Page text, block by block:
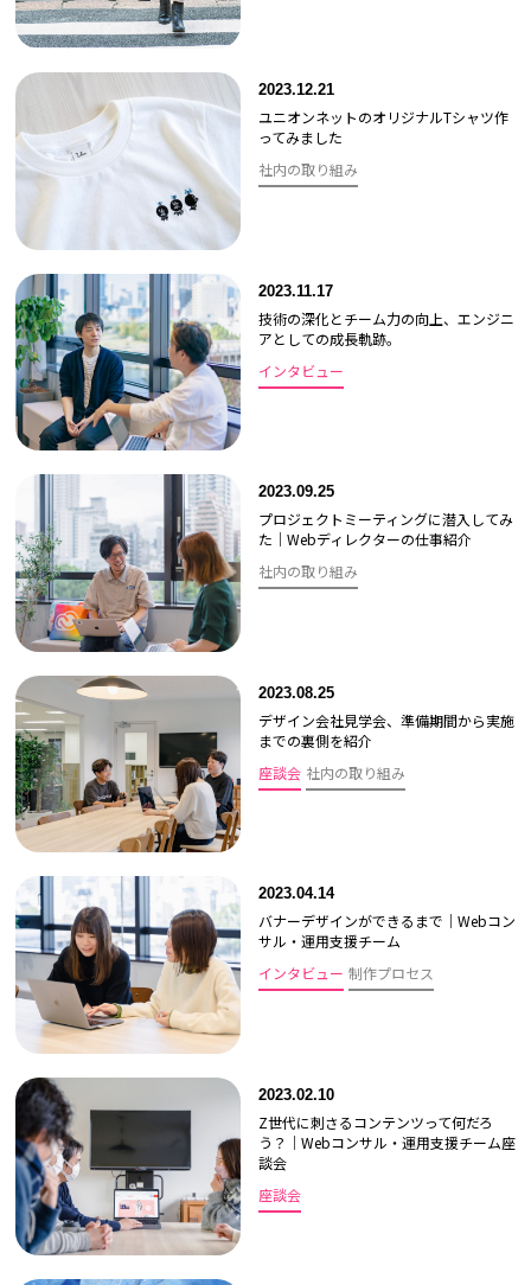
2023.12.21
ユニオンネットのオリジナルTシャツ作
ってみました
社内の取り組み
2023.11.17
技術の深化とチーム力の向上、エンジニ
アとしての成長軌跡。
インタビュー
2023.09.25
プロジェクトミーティングに潜入してみ
た｜Webディレクターの仕事紹介
社内の取り組み
2023.08.25
デザイン会社見学会、準備期間から実施
までの裏側を紹介
座談会 社内の取り組み
2023.04.14
バナーデザインができるまで｜Webコン
サル・運用支援チーム
インタビュー 制作プロセス
2023.02.10
Z世代に刺さるコンテンツって何だろ
う？｜Webコンサル・運用支援チーム座
談会
座談会